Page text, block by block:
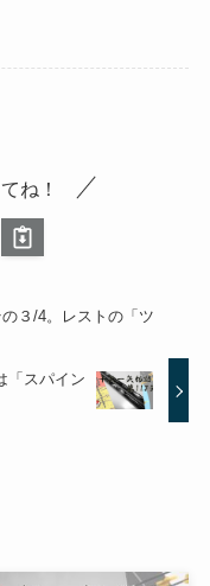
ね！
３/4。レストの「ツ
「スパイン